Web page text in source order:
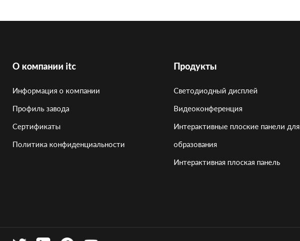
О компании itc
Информация о компании
Профиль завода
Сертификаты
Политика конфиденциальности
Продукты
Светодиодный дисплей
Видеоконференция
Интерактивные плоские панели для
образования
Интерактивная плоская панель